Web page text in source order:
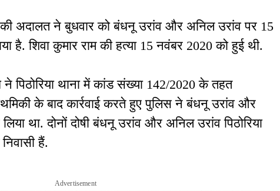
अदालत ने बुधवार को बंधनू उरांव और अनिल उरांव पर 15
है. शिवा कुमार राम की हत्या 15 नवंबर 2020 को हुई थी.
पिठोरिया थाना में कांड संख्या 142/2020 के तहत
के बाद कार्रवाई करते हुए पुलिस ने बंधनू उरांव और
था. दोनों दोषी बंधनू उरांव और अनिल उरांव पिठोरिया
हैं.
Advertisement